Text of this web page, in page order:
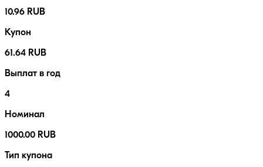
10.96 RUB
Купон
61.64 RUB
Выплат в год
4
Номинал
1000.00 RUB
Тип купона